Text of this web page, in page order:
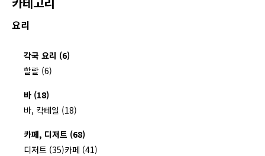
요리
각국 요리 (6)
할랄 (6)
바 (18)
바, 칵테일 (18)
카페, 디저트 (68)
디저트 (35)카페 (41)